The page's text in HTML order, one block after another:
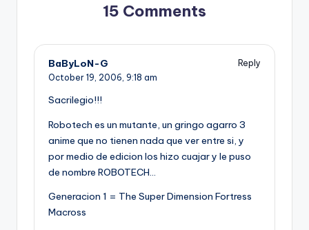
15 Comments
BaByLoN-G
Reply
October 19, 2006, 9:18 am
Sacrilegio!!!
Robotech es un mutante, un gringo agarro 3
anime que no tienen nada que ver entre si, y
por medio de edicion los hizo cuajar y le puso
de nombre ROBOTECH…
Generacion 1 = The Super Dimension Fortress
Macross